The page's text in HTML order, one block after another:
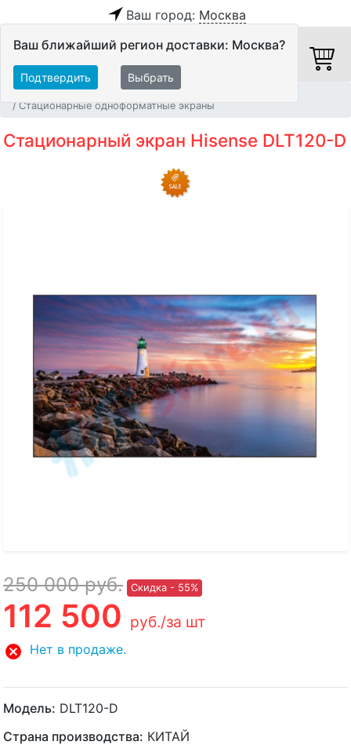
Ваш город: Москва
Ваш ближайший регион доставки: Москва?
Подтвердить Выбрать
Стационарные одноформатные экраны
Стационарный экран Hisense DLT120-D
250 000руб. Скидка - 55%
112 500 руб./за шт
Нет в продаже.
Модель: DLT120-D
Страна производства: КИТАЙ